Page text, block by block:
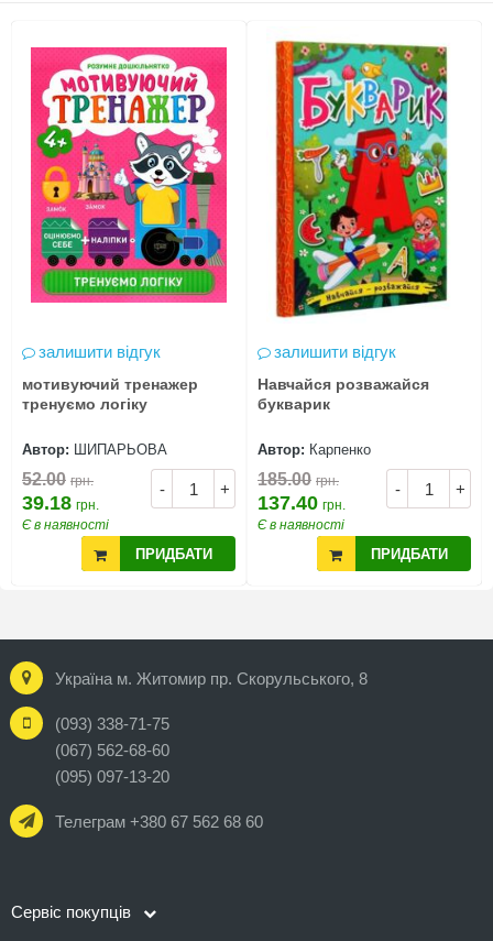
залишити відгук
мотивуючий тренажер
тренуємо логіку
Автор: ШИПАРЬОВА
- +
52.00 грн.
39.18 грн.
Є в наявності
ПРИДБАТИ
залишити відгук
Навчайся розважайся
букварик
Автор: Карпенко
- +
185.00 грн.
137.40 грн.
Є в наявності
ПРИДБАТИ
Україна м. Житомир пр. Скорульського, 8
(093) 338-71-75
(067) 562-68-60
(095) 097-13-20
Телеграм +380 67 562 68 60
Сервіс покупців